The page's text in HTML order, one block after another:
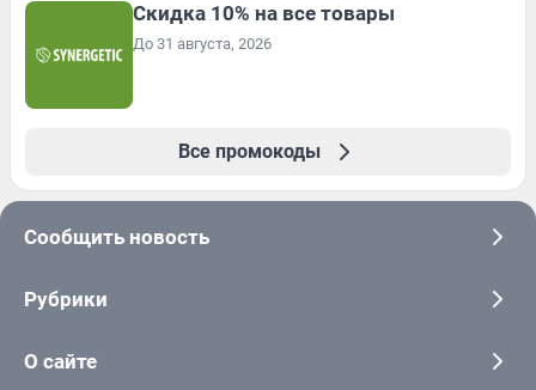
Скидка 10% на все товары
До 31 августа, 2026
Все промокоды
Сообщить новость
Рубрики
О сайте